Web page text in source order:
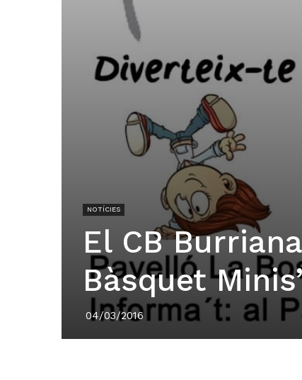
NOTÍCIES
El CB
Bàsquet
04/03/2016